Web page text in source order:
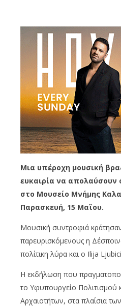
Μια υπέροχη μουσική
ευκαιρία να απολαύσουν
στο Μουσείο Μνήμης
Παρασκευή, 15 Μαΐου.
Μουσική συντροφιά
παρευρισκόμενους η
πολίτικη λύρα και ο Ilija
Η εκδήλωση που
το Υφυπουργείο Πολιτισμού
Αρχαιοτήτων, στα πλαίσια